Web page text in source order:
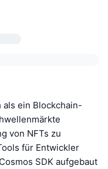
als ein Blockchain-
von NFTs zu
für Entwickler
SDK aufgebaut